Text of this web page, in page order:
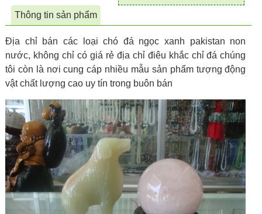
Thông tin sản phẩm
Địa chỉ bán các loại chó đá ngọc xanh pakistan non
nước, không chỉ có giá rẻ địa chỉ điêu khắc chỉ đá chúng
tôi còn là nơi cung cáp nhiều mẫu sản phẩm tượng động
vật chất lượng cao uy tín trong buôn bán